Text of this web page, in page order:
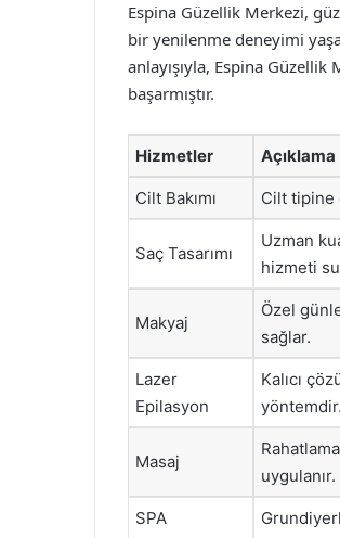
Espina Güzellik Merkezi,
bir yenilenme deneyimi
anlayışıyla, Espina
başarmıştır.
Hizmetler Açıklama
Cilt Bakımı Cilt tipine
Saç Tasarımı
Uzman
hizmeti
Makyaj
Özel
sağlar.
Lazer
Epilasyon
Kalıcı
yöntemdir.
Masaj
uygulanır.
SPA